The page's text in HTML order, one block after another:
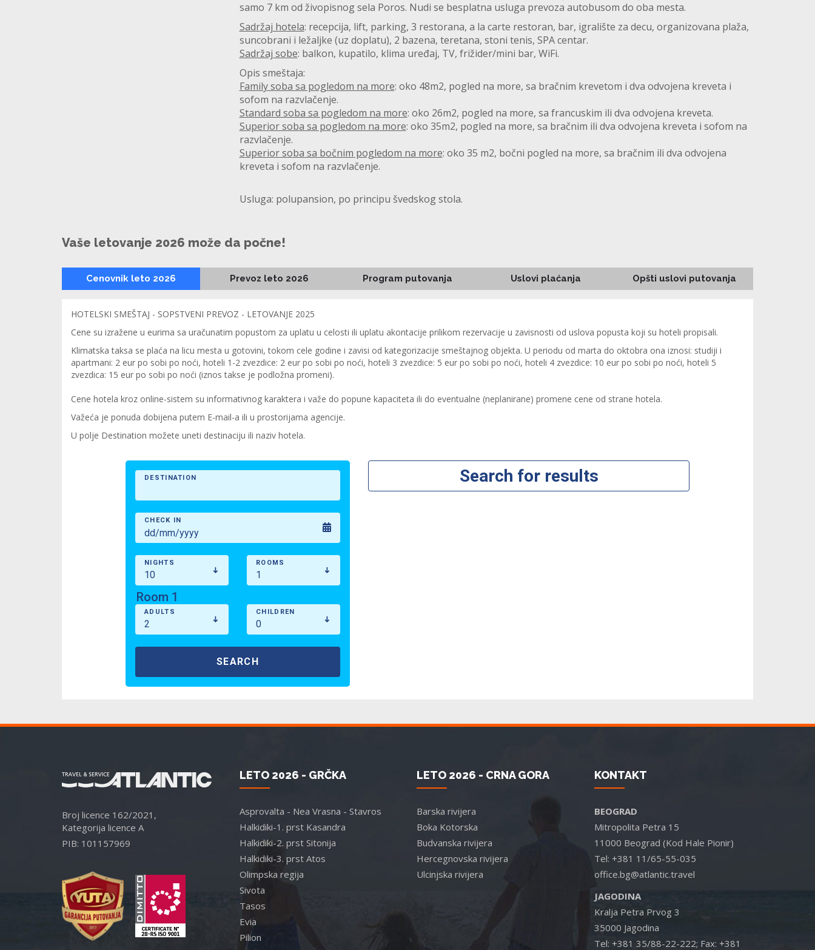
samo 7 km od živopisnog sela Poros. Nudi se besplatna usluga prevoza autobusom do oba mesta.
Sadržaj hotela: recepcija, lift, parking, 3 restorana, a la carte restoran, bar, igralište za decu, organizovana plaža,
suncobrani i ležaljke (uz doplatu), 2 bazena, teretana, stoni tenis, SPA centar.
Sadržaj sobe: balkon, kupatilo, klima uređaj, TV, frižider/mini bar, WiFi.
Opis smeštaja:
Family soba sa pogledom na more: oko 48m2, pogled na more, sa bračnim krevetom i dva odvojena kreveta i
sofom na razvlačenje.
Standard soba sa pogledom na more: oko 26m2, pogled na more, sa francuskim ili dva odvojena kreveta.
Superior soba sa pogledom na more: oko 35m2, pogled na more, sa bračnim ili dva odvojena kreveta i sofom na
razvlačenje.
Superior soba sa bočnim pogledom na more: oko 35 m2, bočni pogled na more, sa bračnim ili dva odvojena
kreveta i sofom na razvlačenje.
Usluga: polupansion, po principu švedskog stola.
Vaše letovanje 2026 može da počne!
Cenovnik leto 2026 Prevoz leto 2026 Program putovanja Uslovi plaćanja Opšti uslovi putovanja
HOTELSKI SMEŠTAJ - SOPSTVENI PREVOZ - LETOVANJE 2025
Cene su izražene u eurima sa uračunatim popustom za uplatu u celosti ili uplatu akontacije prilikom rezervacije u zavisnosti od uslova popusta koji su hoteli propisali.
Klimatska taksa se plaća na licu mesta u gotovini, tokom cele godine i zavisi od kategorizacije smeštajnog objekta. U periodu od marta do oktobra ona iznosi: studiji i
apartmani: 2 eur po sobi po noći, hoteli 1-2 zvezdice: 2 eur po sobi po noći, hoteli 3 zvezdice: 5 eur po sobi po noći, hoteli 4 zvezdice: 10 eur po sobi po noći, hoteli 5
zvezdica: 15 eur po sobi po noći (iznos takse je podložna promeni).
Cene hotela kroz online-sistem su informativnog karaktera i važe do popune kapaciteta ili do eventualne (neplanirane) promene cene od strane hotela.
Važeća je ponuda dobijena putem E-mail-a ili u prostorijama agencije.
U polje Destination možete uneti destinaciju ili naziv hotela.
Broj licence 162/2021,
Kategorija licence A
PIB: 101157969
LETO 2026 - GRČKA
Asprovalta - Nea Vrasna - Stavros
Halkidiki-1. prst Kasandra
Halkidiki-2. prst Sitonija
Halkidiki-3. prst Atos
Olimpska regija
Sivota
Tasos
Evia
Pilion
LETO 2026 - CRNA GORA
Barska rivijera
Boka Kotorska
Budvanska rivijera
Hercegnovska rivijera
Ulcinjska rivijera
KONTAKT
BEOGRAD
Mitropolita Petra 15
11000 Beograd (Kod Hale Pionir)
Tel: +381 11/65-55-035
office.bg@atlantic.travel
JAGODINA
Kralja Petra Prvog 3
35000 Jagodina
Tel: +381 35/88-22-222; Fax: +381